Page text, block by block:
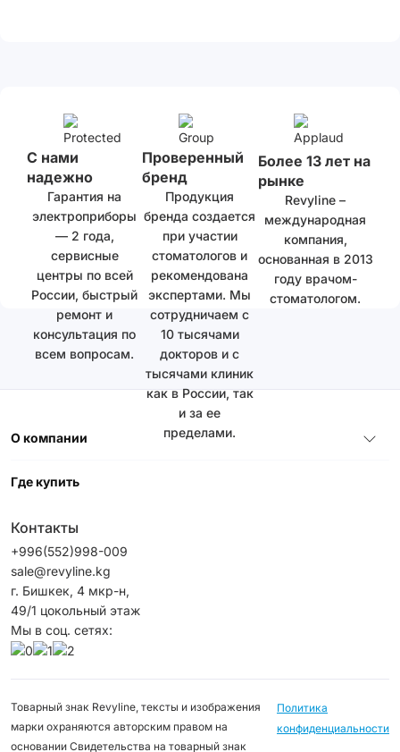
С нами
надежно
Гарантия на
электроприборы
— 2 года,
сервисные
центры по всей
России, быстрый
ремонт и
консультация по
всем вопросам.
Проверенный
бренд
Продукция
бренда создается
при участии
стоматологов и
рекомендована
экспертами. Мы
сотрудничаем с
10 тысячами
докторов и с
тысячами клиник
как в России, так
и за ее
пределами.
Более 13 лет на
рынке
Revyline –
международная
компания,
основанная в 2013
году врачом-
стоматологом.
О компании
Где купить
Контакты
+996(552)998-009
sale@revyline.kg
г. Бишкек, 4 мкр-н,
49/1 цокольный этаж
Мы в соц. сетях:
Товарный знак Revyline, тексты и изображения
марки охраняются авторским правом на
основании Свидетельства на товарный знак
Политика
конфиденциальности